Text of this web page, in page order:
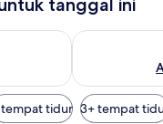
ini Agu 6 - Agu 7
Periksa
tidur 3+ tempat